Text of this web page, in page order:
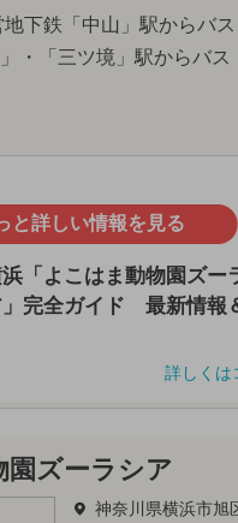
地下鉄「中山」駅からバス
・「三ツ境」駅からバス
と詳しい情報を見る
「よこはま動物園ズー
」完全ガイド 最新情報
詳しくは
園ズーラシア
神奈川県横浜市旭